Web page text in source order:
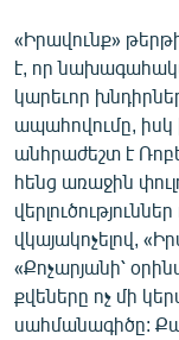
«Իրավունք»
է, որ
կարեւոր
ապահովումը, իսկ
անհրաժեշտ է
հենց առաջին
վկայակոչելով,
«Քոչարյանի՝
քվեները ոչ մի
սահմանագիծը: